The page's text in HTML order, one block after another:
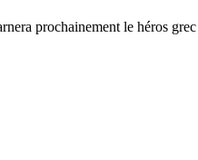
prochainement le héros